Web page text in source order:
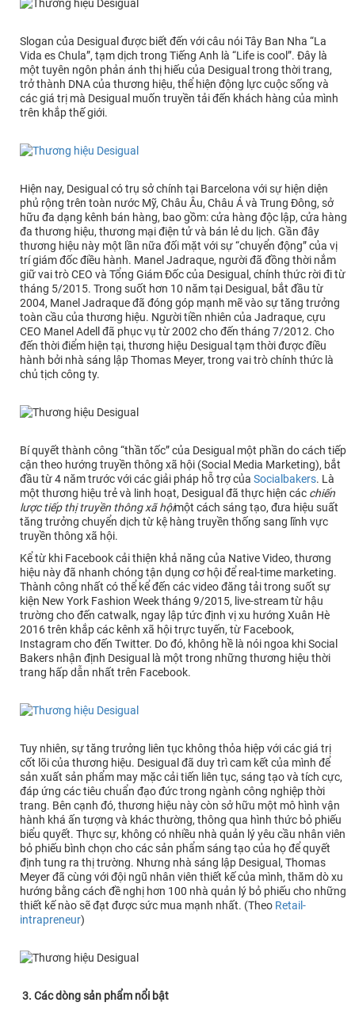
Slogan của Desigual được biết đến với câu nói Tây Ban Nha “La
Vida es Chula”, tạm dịch trong Tiếng Anh là “Life is cool”. Đây là
một tuyên ngôn phản ánh thị hiếu của Desigual trong thời trang,
trở thành DNA của thương hiệu, thể hiện động lực cuộc sống và
các giá trị mà Desigual muốn truyền tải đến khách hàng của mình
trên khắp thế giới.
Hiện nay, Desigual có trụ sở chính tại Barcelona với sự hiện diện
phủ rộng trên toàn nước Mỹ, Châu Âu, Châu Á và Trung Đông, sở
hữu đa dạng kênh bán hàng, bao gồm: cửa hàng độc lập, cửa hàng
đa thương hiệu, thương mại điện tử và bán lẻ du lịch. Gần đây
thương hiệu này một lần nữa đối mặt với sự “chuyển động” của vị
trí giám đốc điều hành. Manel Jadraque, người đã đồng thời nắm
giữ vai trò CEO và Tổng Giám Đốc của Desigual, chính thức rời đi từ
tháng 5/2015. Trong suốt hơn 10 năm tại Desigual, bắt đầu từ
2004, Manel Jadraque đã đóng góp mạnh mẽ vào sự tăng trưởng
toàn cầu của thương hiệu. Người tiền nhiên của Jadraque, cựu
CEO Manel Adell đã phục vụ từ 2002 cho đến tháng 7/2012. Cho
đến thời điểm hiện tại, thương hiệu Desigual tạm thời được điều
hành bởi nhà sáng lập Thomas Meyer, trong vai trò chính thức là
chủ tịch công ty.
Bí quyết thành công “thần tốc” của Desigual một phần do cách tiếp
cận theo hướng truyền thông xã hội (Social Media Marketing), bắt
đầu từ 4 năm trước với các giải pháp hỗ trợ của Socialbakers. Là
một thương hiệu trẻ và linh hoạt, Desigual đã thực hiện các chiến
lược tiếp thị truyền thông xã hộimột cách sáng tạo, đưa hiệu suất
tăng trưởng chuyển dịch từ kệ hàng truyền thống sang lĩnh vực
truyền thông xã hội.
Kể từ khi Facebook cải thiện khả năng của Native Video, thương
hiệu này đã nhanh chóng tận dụng cơ hội để real-time marketing.
Thành công nhất có thể kể đến các video đăng tải trong suốt sự
kiện New York Fashion Week tháng 9/2015, live-stream từ hậu
trường cho đến catwalk, ngay lập tức định vị xu hướng Xuân Hè
2016 trên khắp các kênh xã hội trực tuyến, từ Facebook,
Instagram cho đến Twitter. Do đó, không hề là nói ngoa khi Social
Bakers nhận định Desigual là một trong những thương hiệu thời
trang hấp dẫn nhất trên Facebook.
Tuy nhiên, sự tăng trưởng liên tục không thỏa hiệp với các giá trị
cốt lõi của thương hiệu. Desigual đã duy trì cam kết của mình để
sản xuất sản phẩm may mặc cải tiến liên tục, sáng tạo và tích cực,
đáp ứng các tiêu chuẩn đạo đức trong ngành công nghiệp thời
trang. Bên cạnh đó, thương hiệu này còn sở hữu một mô hình vận
hành khá ấn tượng và khác thường, thông qua hình thức bỏ phiếu
biểu quyết. Thực sự, không có nhiều nhà quản lý yêu cầu nhân viên
bỏ phiếu bình chọn cho các sản phẩm sáng tạo của họ để quyết
định tung ra thị trường. Nhưng nhà sáng lập Desigual, Thomas
Meyer đã cùng với đội ngũ nhân viên thiết kế của mình, thăm dò xu
hướng bằng cách đề nghị hơn 100 nhà quản lý bỏ phiếu cho những
thiết kế nào sẽ đạt được sức mua mạnh nhất. (Theo Retail-
intrapreneur)
3. Các dòng sản phẩm nổi bật